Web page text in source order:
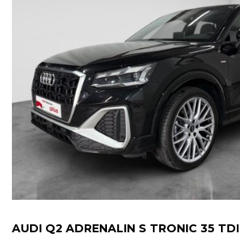
AUDI Q2 ADRENALIN S TRONIC 35 TDI